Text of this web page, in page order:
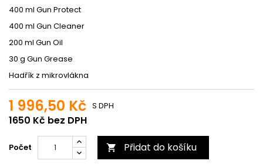
400 ml Gun Protect
400 ml Gun Cleaner
200 ml Gun Oil
30 g Gun Grease
Hadřík z mikrovlákna
1 996,50 Kč
1650 Kč bez DPH
S DPH
Počet  Přidat do košíku